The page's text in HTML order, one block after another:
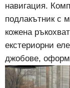
навигация.
подлакътник с
кожена
екстериорни
джобове,